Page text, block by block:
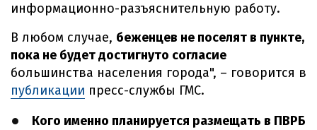
информационно-разъяснительную работу.
В любом случае, беженцев не поселят в пункте,
пока не будет достигнуто согласие
большинства населения города", – говорится в
публикации пресс-службы ГМС.
Кого именно планируется размещать в ПВРБ